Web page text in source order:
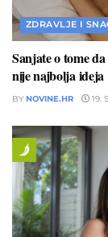
ZDRAVLJE I
Sanjate o tome
nije najbolja ideja
BY NOVINE.HR 19.